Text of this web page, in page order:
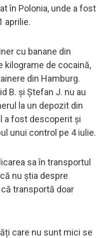
în Polonia, unde a fost
aprilie.
cu banane din
kilograme de cocaină,
din Hamburg.
B. și Ștefan J. nu au
la un depozit din
a fost descoperit și
unui control pe 4 iulie.
sa în transportul
nu știa despre
transportă doar
care nu sunt mici se